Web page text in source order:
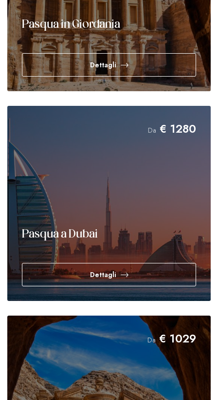
Pasqua in Giordania
Dettagli
Da € 1280
Pasqua a Dubai
Dettagli
Da €1029